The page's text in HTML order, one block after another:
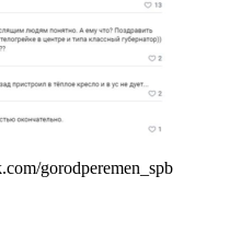
gorodperemen_spb